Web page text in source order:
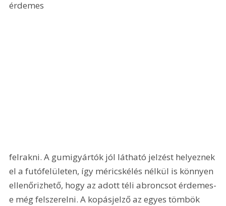
érdemes
felrakni. A gumigyártók jól látható jelzést helyeznek
el a futófelületen, így méricskélés nélkül is könnyen
ellenőrizhető, hogy az adott téli abroncsot érdemes-
e még felszerelni. A kopásjelző az egyes tömbök